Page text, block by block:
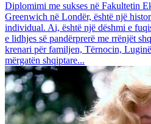
Diplomimi me sukses në Fakultetin
Greenwich në Londër, është një
individual. Ai, është një dëshmi e
e lidhjes së pandërprerë me rrënjët
krenari për familjen, Tërnocin,
mërgatën shqiptare...